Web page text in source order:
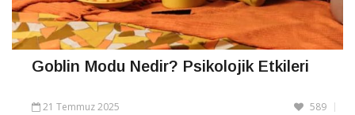
Goblin Modu Nedir? Psikolojik Etkileri
21 Temmuz 2025 589